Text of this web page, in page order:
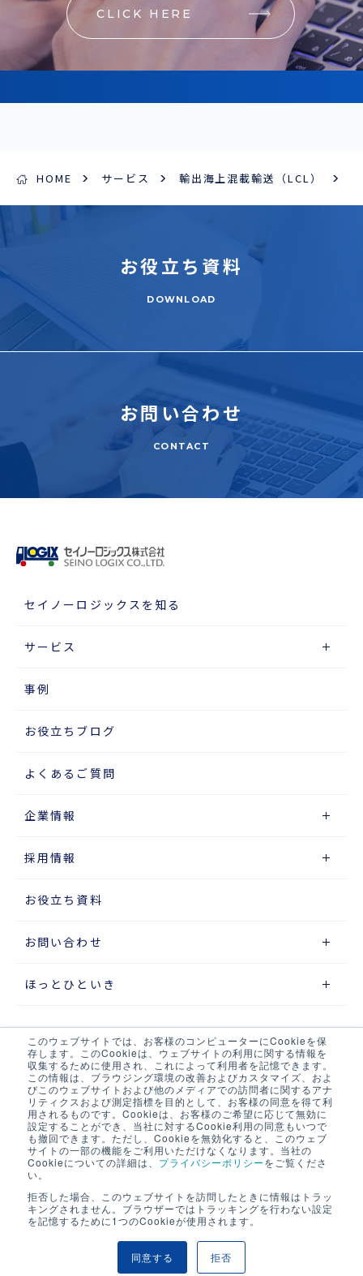
このウェブサイトでは、お客様のコンピューターにCookieを保
存します。このCookieは、ウェブサイトの利用に関する情報を
収集するために使用され、これによって利用者を記憶できます。
この情報は、ブラウジング環境の改善およびカスタマイズ、およ
びこのウェブサイトおよび他のメディアでの訪問者に関するアナ
リティクスおよび測定指標を目的として、お客様の同意を得て利
用されるものです。Cookieは、お客様のご希望に応じて無効に
設定することができ、当社に対するCookie利用の同意もいつで
も撤回できます。ただし、Cookieを無効化すると、このウェブ
サイトの一部の機能をご利用いただけなくなります。当社の
Cookieについての詳細は、 プライバシーポリシーをご覧くださ
い。
拒否した場合、このウェブサイトを訪問したときに情報はトラッ
キングされません。ブラウザーではトラッキングを行わない設定
を記憶するために1つのCookieが使用されます。
同意する 拒否
CLICK HERE
HOME サービス 輸出海上混載輸送（LCL）
お役立ち 資料
DOWNLOAD
お問い合わせ
CONTACT
セイノーロジックスを知る
サービス
事例
お役立ちブログ
よくあるご質問
企業情報
採用情報
お役立ち資料
お問い合わせ
ほっとひといき
サイトマップ
プライバシーポリシー
ウェブアクセシビリティポリシー
当サイト・当社システムについて
LOGIX NET会員について
LOGIX NET会員規約
COPYRIGHT © SEINO LOGIX CO .,LTD. ALL RIGHTS RESERVED